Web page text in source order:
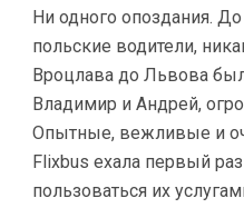
Ни одного опоздания.
польские водители,
Вроцлава до Львова
Владимир и Андрей,
Опытные, вежливые и
Flixbus ехала первый
пользоваться их